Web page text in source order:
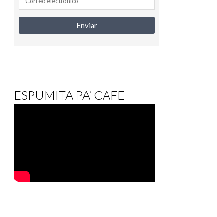
ESPUMITA PA’ CAFE